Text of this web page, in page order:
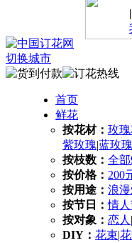
切换城市
首页
鲜花
按花材： 玫
紫玫瑰|蓝玫瑰
按枝数： 全部
按价格： 200
按用途： 浪
按节日：情
按对象： 恋人 |
DIY： 花束|